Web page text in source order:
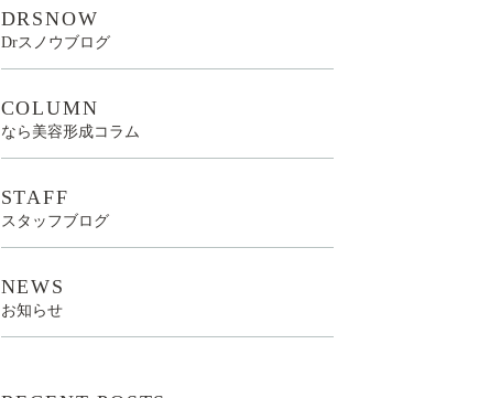
DRSNOW
Drスノウブログ
COLUMN
なら美容形成コラム
STAFF
スタッフブログ
NEWS
お知らせ